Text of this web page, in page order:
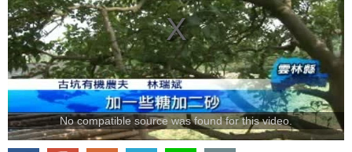
No compatible source was found for this video.